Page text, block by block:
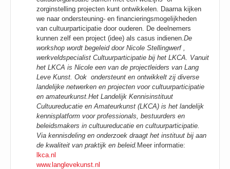
zorginstelling projecten kunt ontwikkelen. Daarna kijken
we naar ondersteuning- en financieringsmogelijkheden
van cultuurparticipatie door ouderen. De deelnemers
kunnen zelf een project (idee) als casus indienen.De
workshop wordt begeleid door Nicole Stellingwerf ,
werkveldspecialist Cultuurparticipatie bij het LKCA. Vanuit
het LKCA is Nicole een van de projectleiders van Lang
Leve Kunst. Ook ondersteunt en ontwikkelt zij diverse
landelijke netwerken en projecten voor cultuurparticipatie
en amateurkunst.Het Landelijk Kennisinstituut
Cultuureducatie en Amateurkunst (LKCA) is het landelijk
kennisplatform voor professionals, bestuurders en
beleidsmakers in cultuureducatie en cultuurparticipatie.
Via kennisdeling en onderzoek draagt het instituut bij aan
de kwaliteit van praktijk en beleid. Meer informatie:
lkca.nl
www.langlevekunst.nl